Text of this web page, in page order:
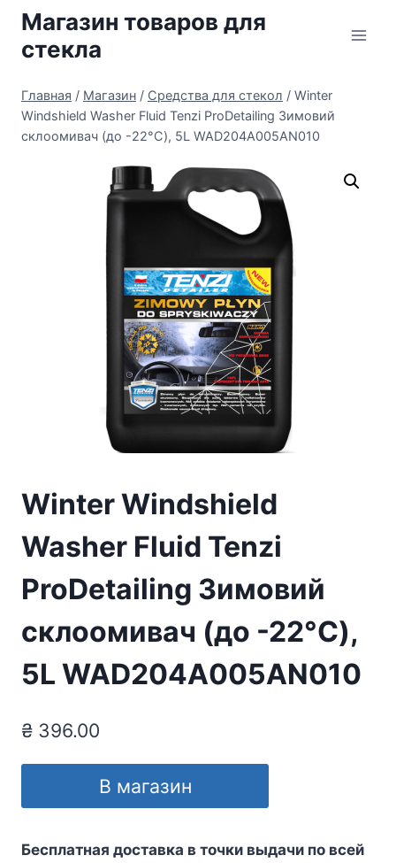
Перейти
содержимому
Магазин товаров для
стекла
Главная / Магазин / Средства для стекол / Winter
Windshield Washer Fluid Tenzi ProDetailing Зимовий
склоомивач (до -22°C), 5L WAD204A005AN010
Winter Windshield
Washer Fluid Tenzi
ProDetailing Зимовий
склоомивач (до -22°C),
5L WAD204A005AN010
₴ 396.00
В магазин
Бесплатная доставка в точки выдачи по всей